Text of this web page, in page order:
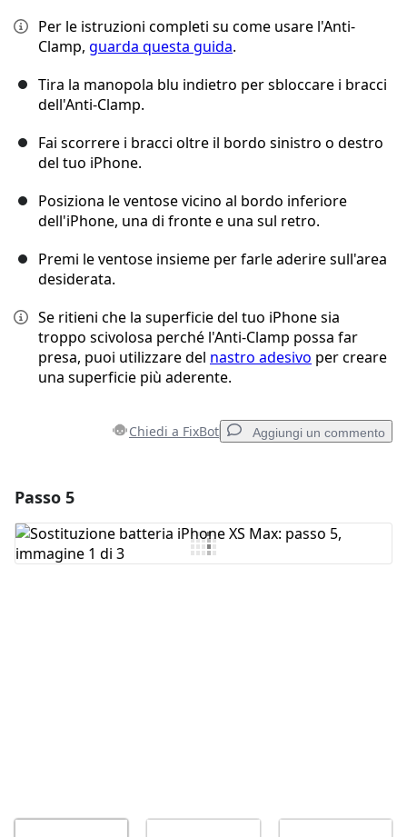
Per le istruzioni completi su come usare l'Anti-
Clamp, guarda questa guida.
Tira la manopola blu indietro per sbloccare i bracci
dell'Anti-Clamp.
Fai scorrere i bracci oltre il bordo sinistro o destro
del tuo iPhone.
Posiziona le ventose vicino al bordo inferiore
dell'iPhone, una di fronte e una sul retro.
Premi le ventose insieme per farle aderire sull'area
desiderata.
Se ritieni che la superficie del tuo iPhone sia
troppo scivolosa perché l'Anti-Clamp possa far
presa, puoi utilizzare del nastro adesivo per creare
una superficie più aderente.
Chiedi a FixBot Aggiungi un commento
Aggiungi Commento
Passo 5